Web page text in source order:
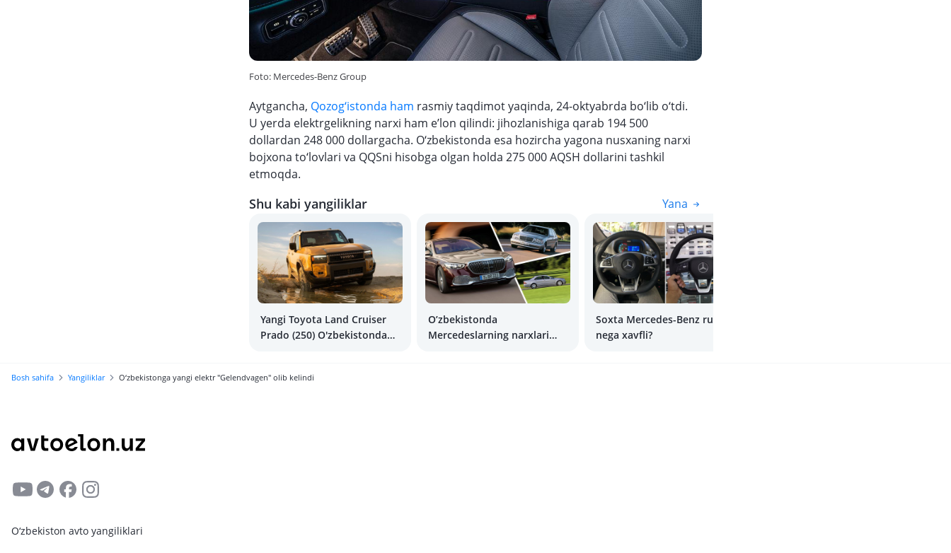
Foto: Mercedes-Benz Group
Aytgancha, Qozog‘istonda ham rasmiy taqdimot yaqinda, 24-oktyabrda bo‘lib o‘tdi.
U yerda elektrgelikning narxi ham e’lon qilindi: jihozlanishiga qarab 194 500
dollardan 248 000 dollargacha. O‘zbekistonda esa hozircha yagona nusxaning narxi
bojxona to‘lovlari va QQSni hisobga olgan holda 275 000 AQSH dollarini tashkil
etmoqda.
Shu kabi yangiliklar Yana
Yangi Toyota Land Cruiser
Prado (250) O'zbekistonda
O’zbekistonda
Mercedeslarning narxlari
Soxta Mercedes-Benz rul
nega xavfli?
Bosh sahifa Yangiliklar O‘zbekistonga yangi elektr "Gelendvagen" olib kelindi
O‘zbekiston avto yangiliklari